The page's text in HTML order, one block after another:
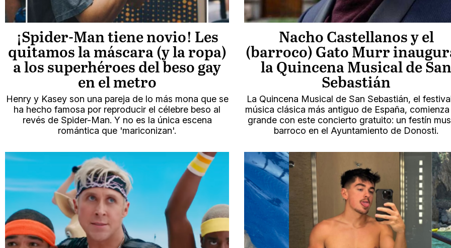
¡Spider-Man tiene novio! Les
quitamos la máscara (y la ropa)
a los superhéroes del beso gay
en el metro
Henry y Kasey son una pareja de lo más mona que se
ha hecho famosa por reproducir el célebre beso al
revés de Spider-Man. Y no es la única escena
romántica que 'mariconizan'.
Nacho Castellanos y el
(barroco) Gato Murr
la Quincena Musical de San
Sebastián
La Quincena Musical de San Sebastián, el
música clásica más antiguo de España,
grande con este concierto gratuito: un festín
barroco en el Ayuntamiento de Donosti.